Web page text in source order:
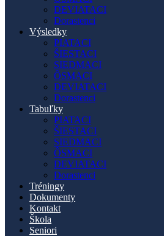
DEVIATACI
Dorastenci
Výsledky
PIATACI
ŠIESTACI
SIEDMACI
ÔSMACI
DEVIATACI
Dorastenci
Tabuľky
PIATACI
ŠIESTACI
SIEDMACI
ÔSMACI
DEVIATACI
Dorastenci
Tréningy
Dokumenty
Kontakt
Škola
Seniori